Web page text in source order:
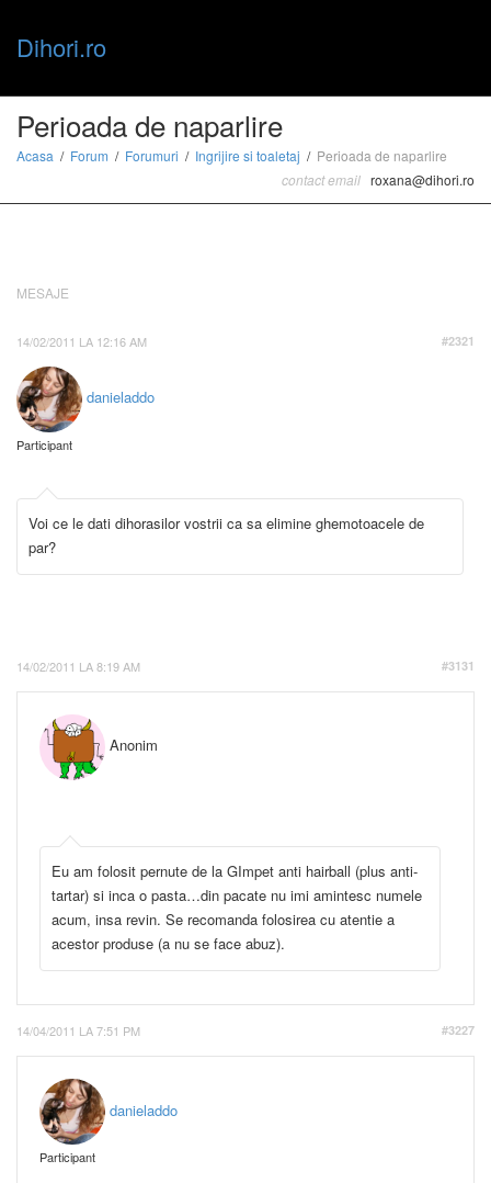
Dihori.ro
Perioada de naparlire
Acasa Forum Forumuri Ingrijire si toaletaj
Perioada de naparlire
contact email roxana@dihori.ro
MESAJE
14/02/2011 LA 12:16 AM #2321
danieladdo
Participant
Voi ce le dati dihorasilor vostrii ca sa elimine ghemotoacele de
par?
14/02/2011 LA 8:19 AM #3131
Anonim
Eu am folosit pernute de la GImpet anti hairball (plus anti-
tartar) si inca o pasta…din pacate nu imi amintesc numele
acum, insa revin. Se recomanda folosirea cu atentie a
acestor produse (a nu se face abuz).
14/04/2011 LA 7:51 PM #3227
danieladdo
Participant